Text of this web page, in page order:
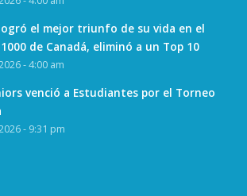
el mejor triunfo de su vida en el
de Canadá, eliminó a un Top 10
- 4:00 am
venció a Estudiantes por el Torneo
- 9:31 pm